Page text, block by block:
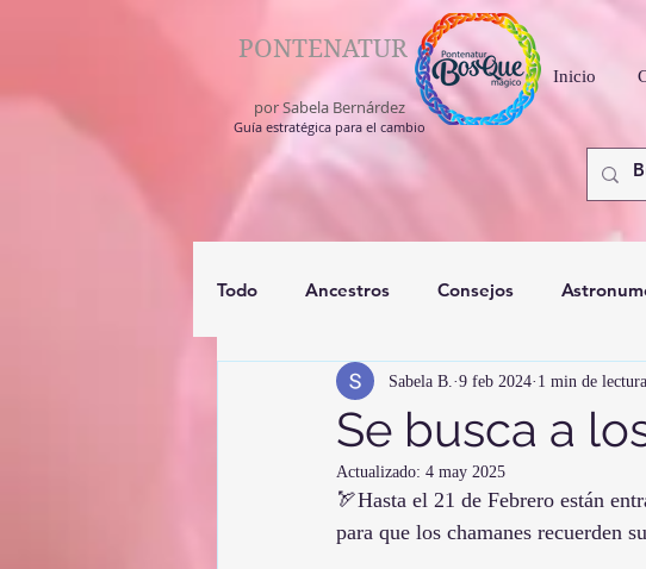
PONTENATUR
por Sabela Bernárdez
Guía estratégica para el cambio
Inicio
Todo Ancestros Consejos
registros akashico mediumnidad
Se busca a
Sabela B. 9 feb 2024 1 min de lectura
Actualizado: 4 may 2025
🏹Hasta el 21 de Febrero están
para que los chamanes recuerden